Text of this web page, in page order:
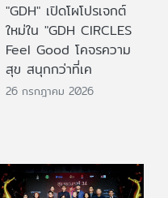
"GDH" เปิดโผโปรเจกต์
ใหม่ใน "GDH CIRCLES
Feel Good โคจรความ
สุข สนุกกว่าที่เค
26 กรกฎาคม 2026